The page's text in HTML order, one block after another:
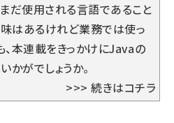
だ使用される言語であること
味はあるけれど業務では使っ
、本連載をきっかけにJavaの
がでしょうか。
>>>続きはコチラ